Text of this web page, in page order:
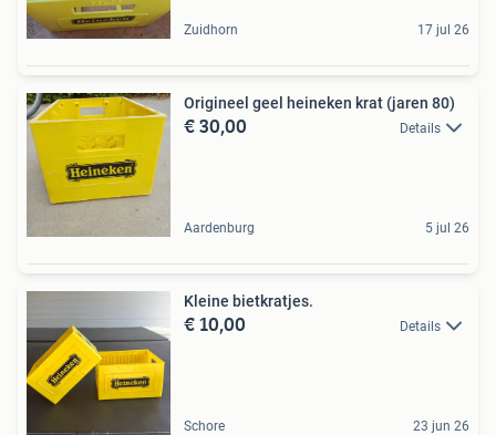
Zuidhorn 17 jul 26
Origineel geel heineken krat (jaren 80)
€ 30,00 Details
Aardenburg 5 jul 26
Kleine bietkratjes.
€ 10,00 Details
Schore 23 jun 26